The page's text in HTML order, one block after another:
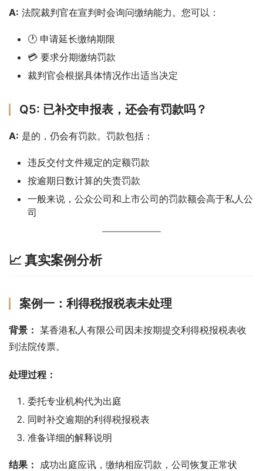
A: 法院裁判官在宣判时会询问缴纳能力。您可以：
🕐 申请延长缴纳期限
💳 要求分期缴纳罚款
裁判官会根据具体情况作出适当决定
Q5: 已补交申报表，还会有罚款吗？
A: 是的，仍会有罚款。罚款包括：
违反交付文件规定的定额罚款
按逾期日数计算的失责罚款
一般来说，公众公司和上市公司的罚款额会高于私人公
司
📈 真实案例分析
案例一：利得税报税表未处理
背景： 某香港私人有限公司因未按期提交利得税报税表收
到法院传票。
处理过程：
委托专业机构代为出庭
同时补交逾期的利得税报税表
准备详细的解释说明
结果：
成功出庭应讯，缴纳相应罚款，公司恢复正常状